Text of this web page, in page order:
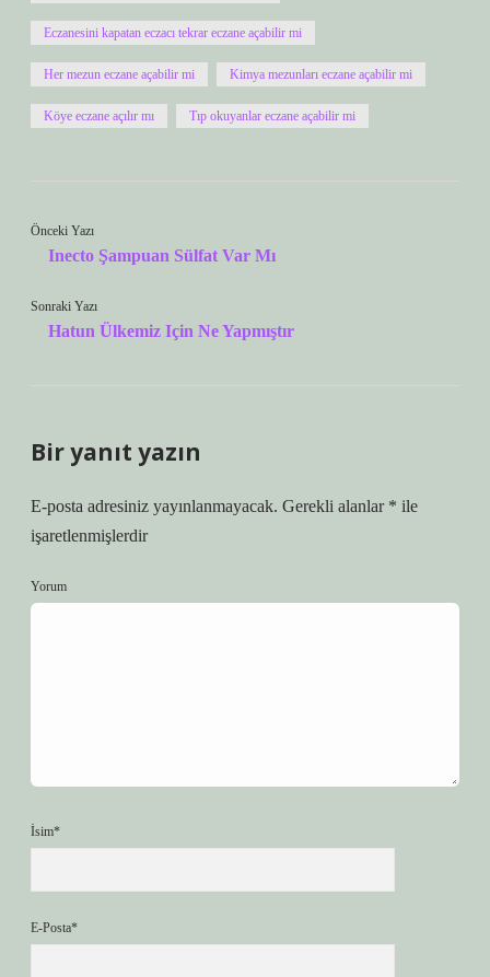
Eczanesini kapatan eczacı tekrar eczane açabilir mi
Her mezun eczane açabilir mi Kimya mezunları eczane açabilir mi
Köye eczane açılır mı Tıp okuyanlar eczane açabilir mi
Önceki Yazı
Inecto Şampuan Sülfat Var Mı
Sonraki Yazı
Hatun Ülkemiz Için Ne Yapmıştır
Bir yanıt yazın
E-posta adresiniz yayınlanmayacak. Gerekli alanlar * ile
işaretlenmişlerdir
Yorum
İsim*
E-Posta*